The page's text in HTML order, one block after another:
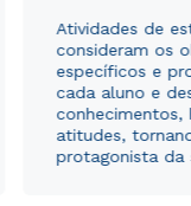
Atividades de
consideram os
específicos e
cada aluno e
conhecimentos,
atitudes,
protagonista da